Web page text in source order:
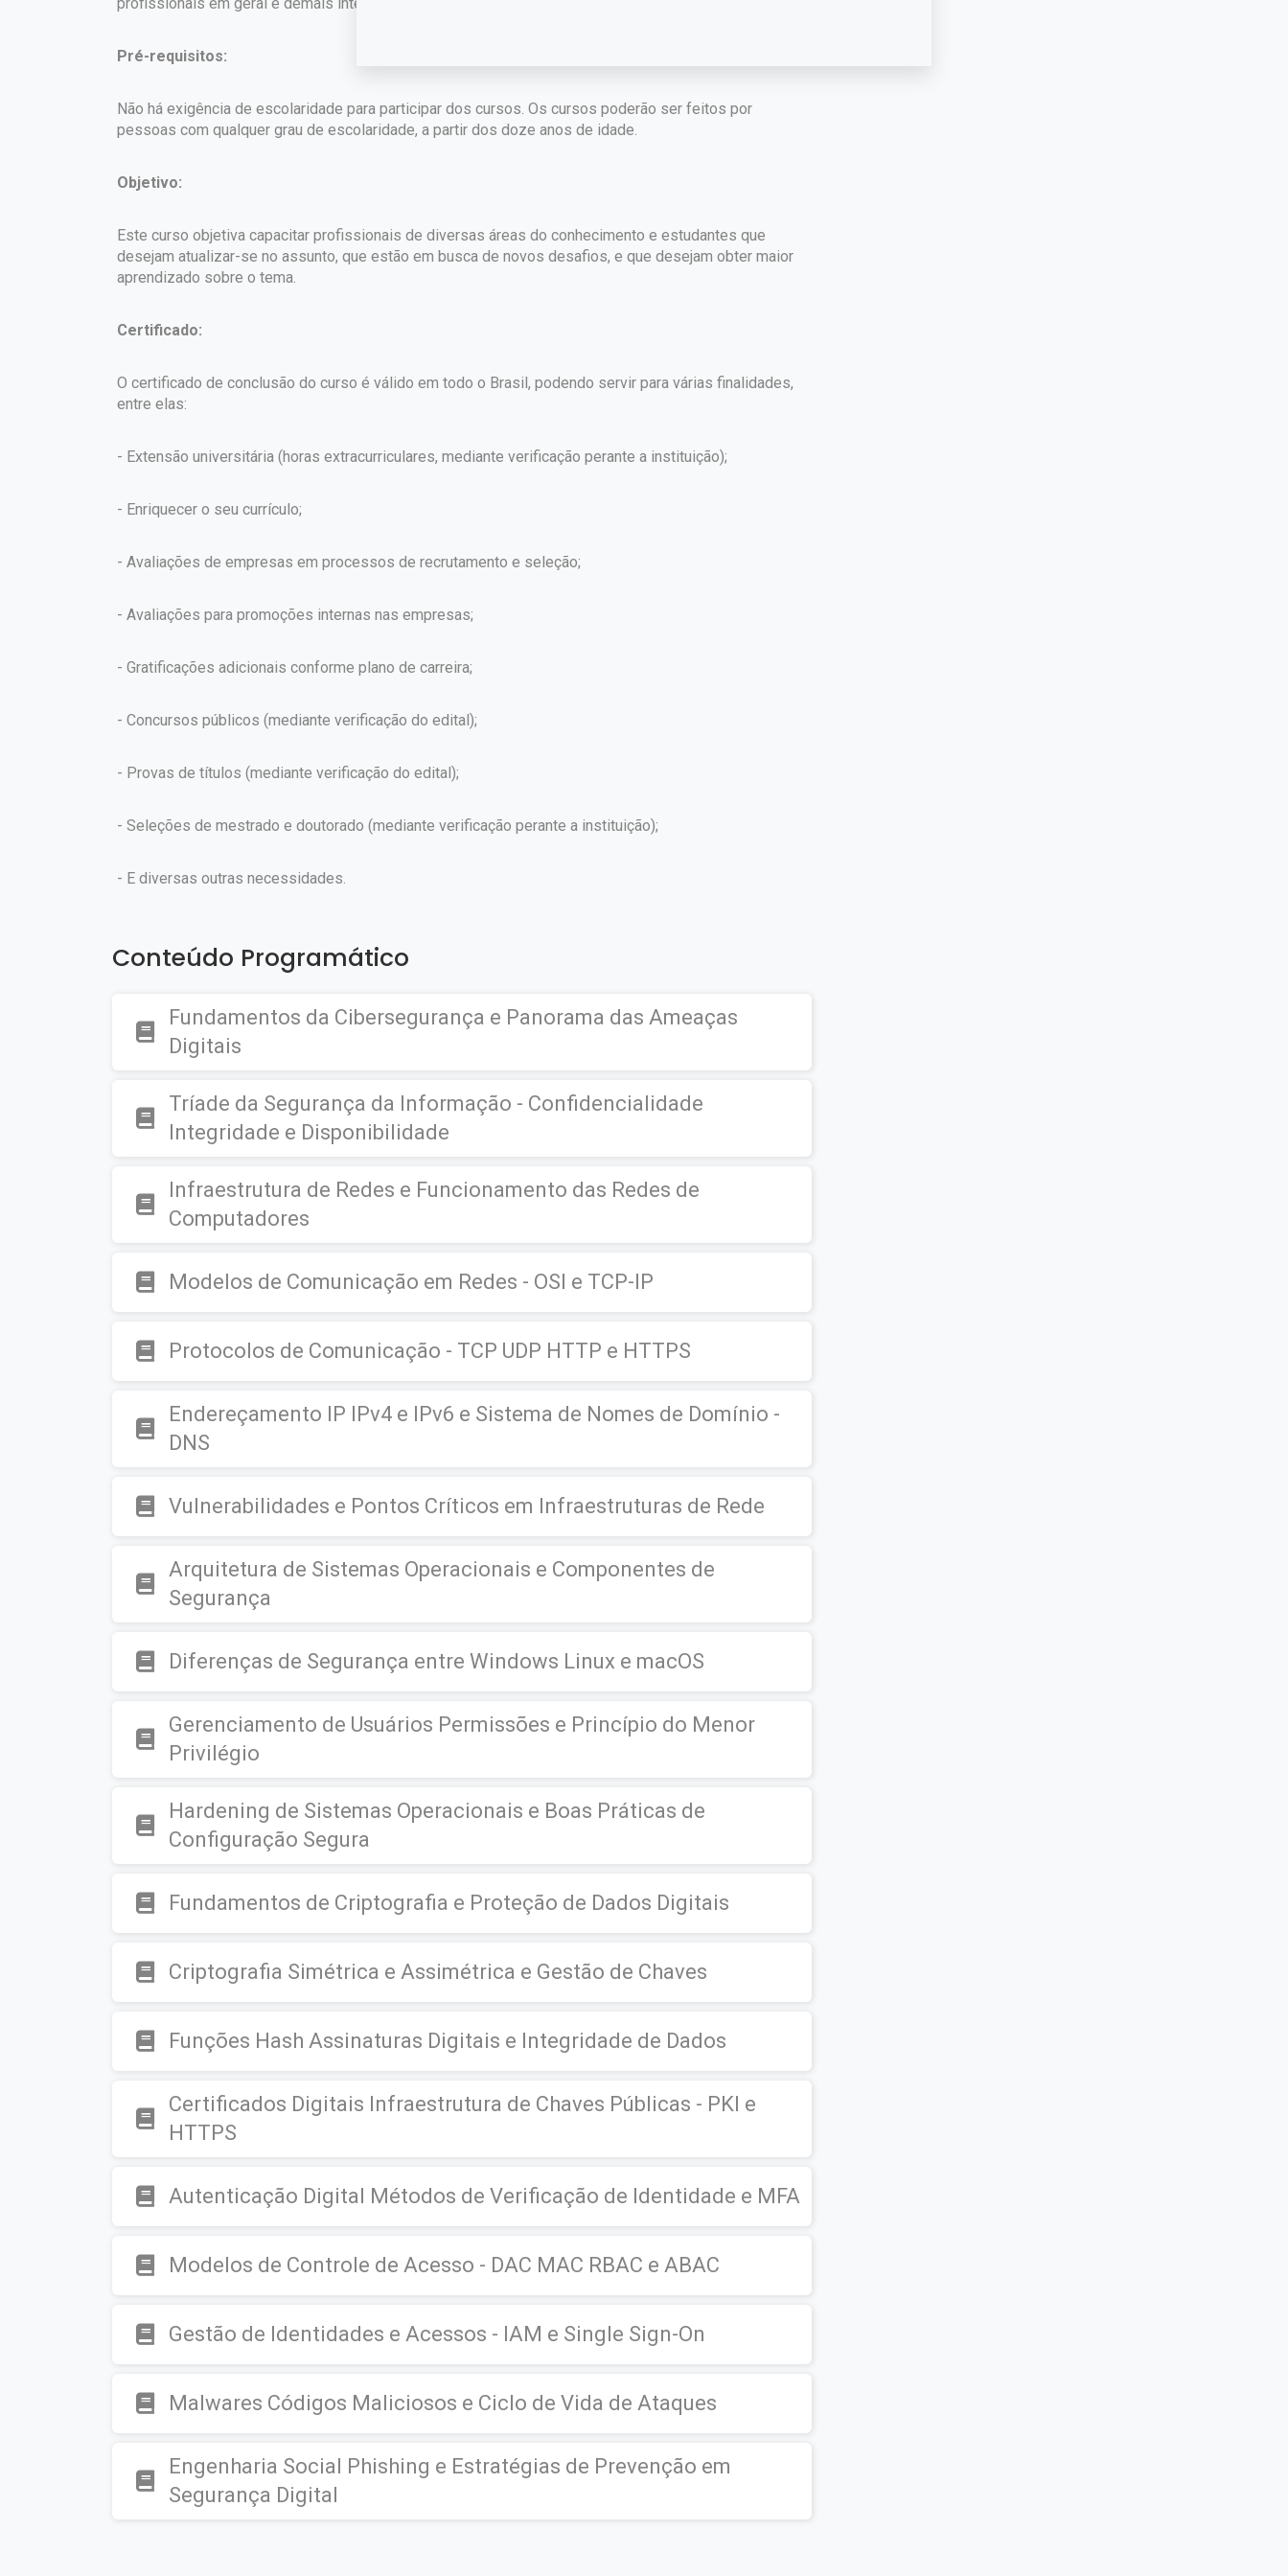
Pré-requisitos:
Não há exigência de escolaridade para participar dos cursos. Os cursos poderão ser feitos por
pessoas com qualquer grau de escolaridade, a partir dos doze anos de idade.
Objetivo:
Este curso objetiva capacitar profissionais de diversas áreas do conhecimento e estudantes que
desejam atualizar-se no assunto, que estão em busca de novos desafios, e que desejam obter maior
aprendizado sobre o tema.
Certificado:
O certificado de conclusão do curso é válido em todo o Brasil, podendo servir para várias finalidades,
entre elas:
- Extensão universitária (horas extracurriculares, mediante verificação perante a instituição);
- Enriquecer o seu currículo;
- Avaliações de empresas em processos de recrutamento e seleção;
- Avaliações para promoções internas nas empresas;
- Gratificações adicionais conforme plano de carreira;
- Concursos públicos (mediante verificação do edital);
- Provas de títulos (mediante verificação do edital);
- Seleções de mestrado e doutorado (mediante verificação perante a instituição);
- E diversas outras necessidades.
Conteúdo Programático
Fundamentos da Cibersegurança e Panorama das Ameaças
Digitais
Tríade da Segurança da Informação - Confidencialidade
Integridade e Disponibilidade
Infraestrutura de Redes e Funcionamento das Redes de
Computadores
Modelos de Comunicação em Redes - OSI e TCP-IP
Protocolos de Comunicação - TCP UDP HTTP e HTTPS
Endereçamento IP IPv4 e IPv6 e Sistema de Nomes de Domínio -
DNS
Vulnerabilidades e Pontos Críticos em Infraestruturas de Rede
Arquitetura de Sistemas Operacionais e Componentes de
Segurança
Diferenças de Segurança entre Windows Linux e macOS
Gerenciamento de Usuários Permissões e Princípio do Menor
Privilégio
Hardening de Sistemas Operacionais e Boas Práticas de
Configuração Segura
Fundamentos de Criptografia e Proteção de Dados Digitais
Criptografia Simétrica e Assimétrica e Gestão de Chaves
Funções Hash Assinaturas Digitais e Integridade de Dados
Certificados Digitais Infraestrutura de Chaves Públicas - PKI e
HTTPS
Autenticação Digital Métodos de Verificação de Identidade e MFA
Modelos de Controle de Acesso - DAC MAC RBAC e ABAC
Gestão de Identidades e Acessos - IAM e Single Sign-On
Malwares Códigos Maliciosos e Ciclo de Vida de Ataques
Engenharia Social Phishing e Estratégias de Prevenção em
Segurança Digital